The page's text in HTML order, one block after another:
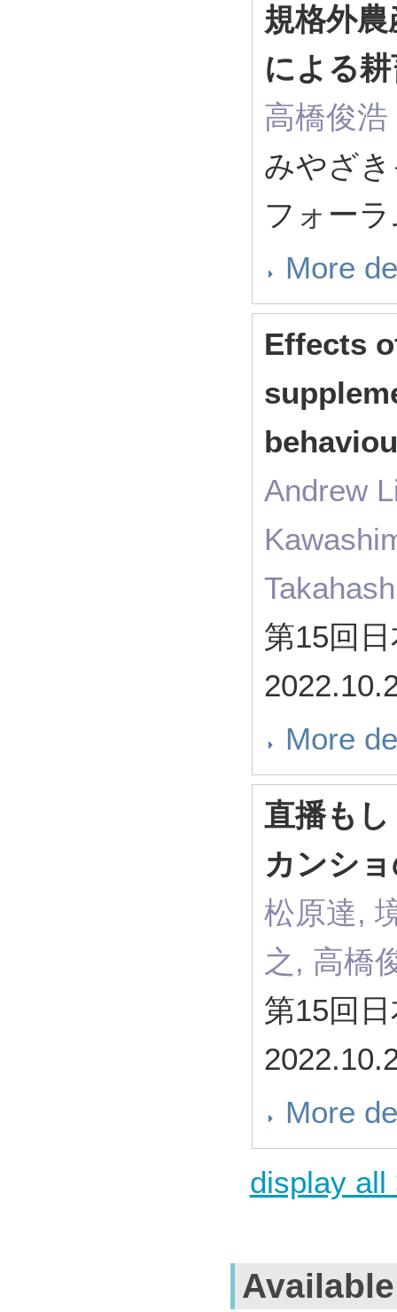
規格外
による
高橋俊浩
みやざ
フォー
More
Effects
Andrew
第15回
More
直播も
カンシ
松原達,
之, 高橋
第15回
More
display all